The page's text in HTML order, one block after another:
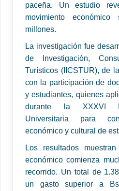
paceña. Un estudio
movimiento
millones.
La investigación fue
de Investigación,
Turísticos (IICSTUR), de
con la participación de
y estudiantes, quienes
durante la XXXVI
Universitaria para
económico y cultural de
Los resultados
económico comienza
recorrido. Un total de
un gasto superior a